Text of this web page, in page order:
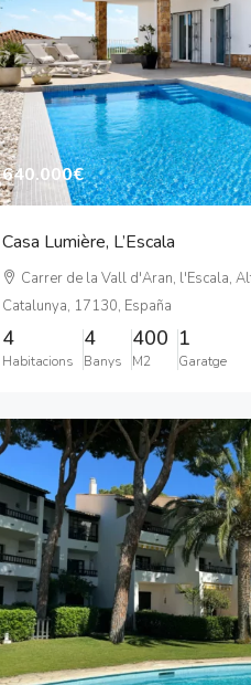
640.000€
Casa Lumière, L’Escala
Carrer de la Vall d'Aran, l'Escala,
Catalunya, 17130, España
4
Habitacions
4
Banys
400
M2
1
Garatge